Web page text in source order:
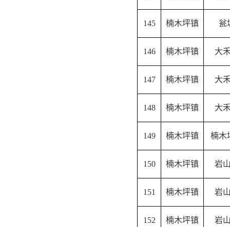
145 楠木坪镇 瓮
146 楠木坪镇 大
147 楠木坪镇 大
148 楠木坪镇 大
149 楠木坪镇 楠木
150 楠木坪镇 岩
151 楠木坪镇 岩
152 楠木坪镇 岩